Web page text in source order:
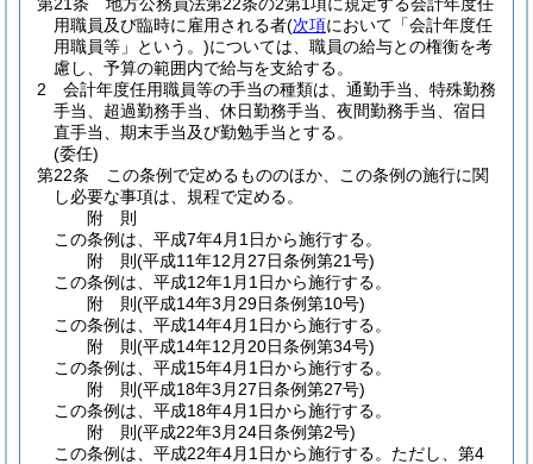
用職員及び臨時に雇用される者(次項において「会計年度任
用職員等」という。)については、職員の給与との権衡を考
慮し、予算の範囲内で給与を支給する。
2
会計年度任用職員等の手当の種類は、通勤手当、特殊勤務
手当、超過勤務手当、休日勤務手当、夜間勤務手当、宿日
直手当、期末手当及び勤勉手当とする。
(委任)
第22条
この条例で定めるもののほか、この条例の施行に関
し必要な事項は、規程で定める。
附 則
この条例は、平成7年4月1日から施行する。
附 則(平成11年12月27日条例第21号)
この条例は、平成12年1月1日から施行する。
附 則(平成14年3月29日条例第10号)
この条例は、平成14年4月1日から施行する。
附 則(平成14年12月20日条例第34号)
この条例は、平成15年4月1日から施行する。
附 則(平成18年3月27日条例第27号)
この条例は、平成18年4月1日から施行する。
附 則(平成22年3月24日条例第2号)
この条例は、平成22年4月1日から施行する。 ただし、第4